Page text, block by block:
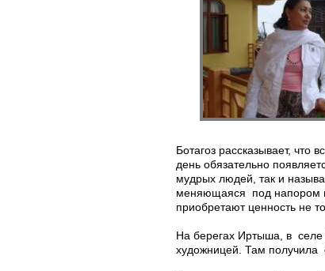
Ботагоз рассказывает,
день обязательно
мудрых людей, так и
меняющаяся под напором
приобретают ценность не
На берегах Иртыша, в селе
художницей. Там получила